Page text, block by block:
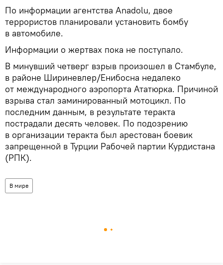
По информации агентства Anadolu, двое
террористов планировали установить бомбу
в автомобиле.
Информации о жертвах пока не поступало.
В минувший четверг взрыв произошел в Стамбуле,
в районе Шириневлер/Енибосна недалеко
от международного аэропорта Ататюрка. Причиной
взрыва стал заминированный мотоцикл. По
последним данным, в результате теракта
пострадали десять человек. По подозрению
в организации теракта был арестован боевик
запрещенной в Турции Рабочей партии Курдистана
(РПК).
В мире